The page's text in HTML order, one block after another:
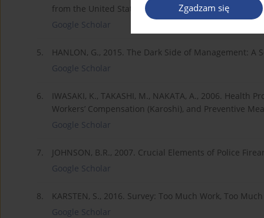
Zgadzam się
from the United States, The BMJ.
Google Scholar
5.
HANLON, G., 2015. The Dark Side of Management:
Google Scholar
6.
IWASAKI, K., TAKASHI, M., NAKATA, A., 2006.
Workers’ Compensation (Karoshi), and Preventive
Google Scholar
7.
JOHNSON, B.R., 2007. Crucial Elements of Police
Google Scholar
8. KARSTEN, S., 2016. Survey: Too Much Work, Too Much
Google Scholar